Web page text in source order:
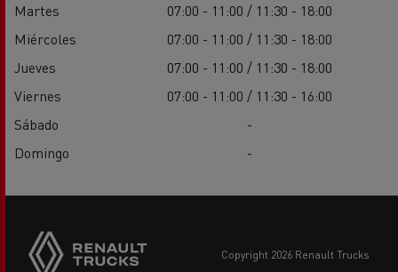
Martes
07:00 - 11:00 / 11:30 - 18:00
Miércoles
07:00 - 11:00 / 11:30 - 18:00
Jueves
07:00 - 11:00 / 11:30 - 18:00
Viernes
07:00 - 11:00 / 11:30 - 16:00
Sábado
-
Domingo
-
copyright 2026 Renault Trucks